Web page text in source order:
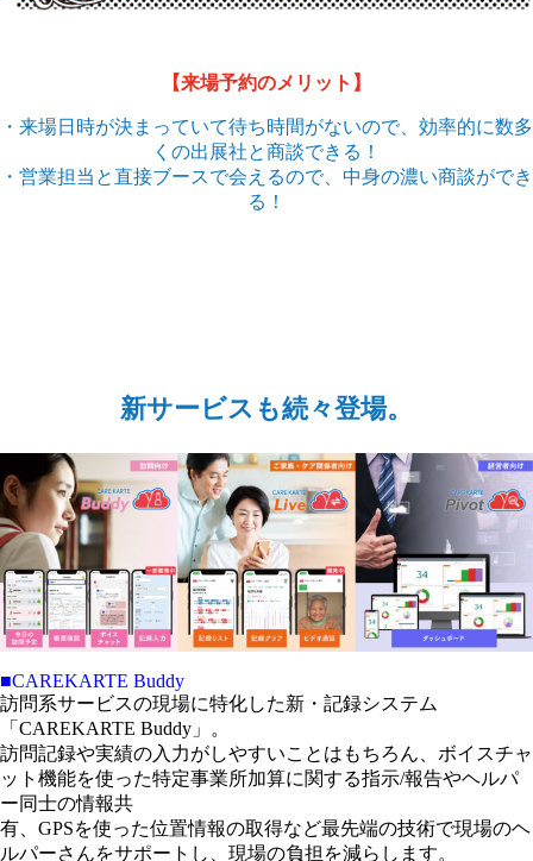
【来場予約のメリット】
・来場日時が決まっていて待ち時間がないので、効率的に数多
くの出展社と商談できる！
・営業担当と直接ブースで会えるので、中身の濃い商談ができ
る！
新サービスも続々登場。
■CAREKARTE Buddy
訪問系サービスの現場に特化した新・記録システム
「CAREKARTE Buddy」。
訪問記録や実績の入力がしやすいことはもちろん、ボイスチャ
ット機能を使った特定事業所加算に関する指示/報告やヘルパ
ー同士の情報共
有、GPSを使った位置情報の取得など最先端の技術で現場のヘ
ルパーさんをサポートし、現場の負担を減らします。